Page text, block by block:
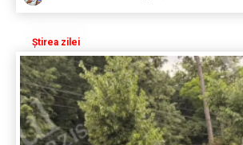
Știrea zilei